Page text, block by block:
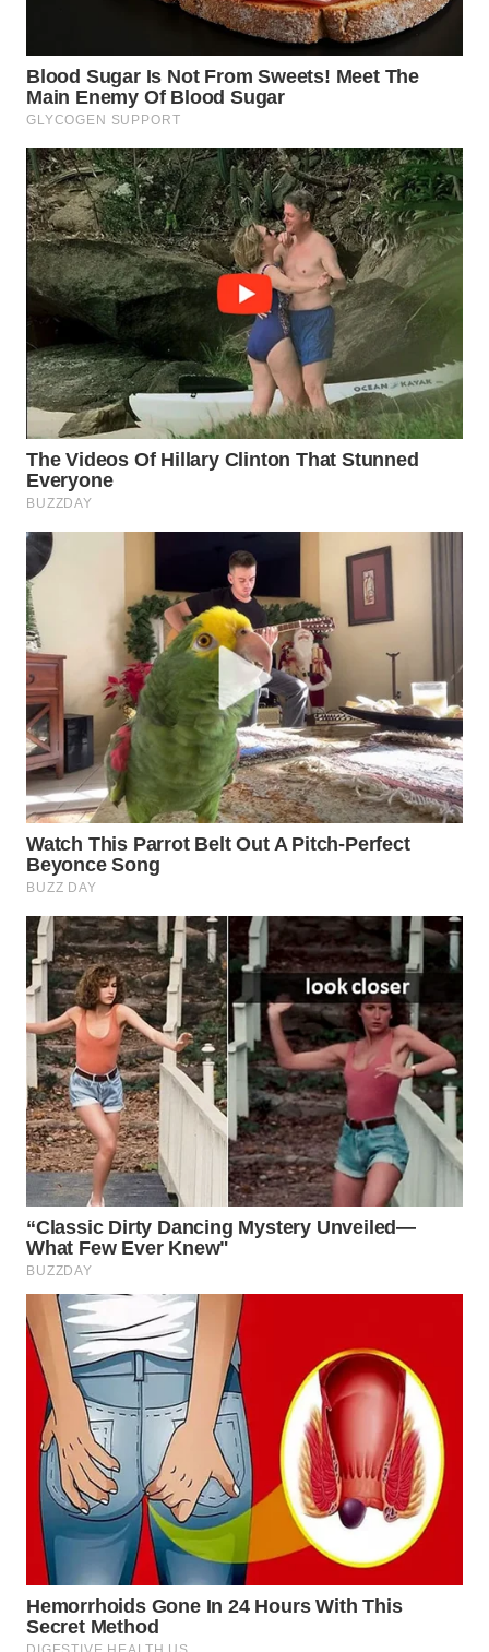
WN
PURWAKARTA
WN
PRIANGAN
TIMUR
WN
SEMARANG
WN
SOLO
WN
BOROBUDUR
WN
WN
NATUNA
WN
BINTAN
WN
MANDALIKA
LIKUPANG
WN
LABUANBAJO
WN
BORNEO
Wahana
Media
Group
WAHANA
NEWS
WAHANA
TANI
WAHANA
ADVOKAT
WAHANA
INFRASTRUKTUR
WAHANA
KONSUMEN
WAHANA